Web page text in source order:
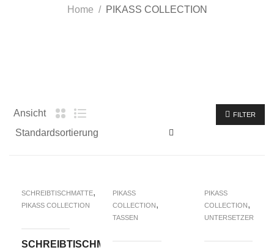
Home PIKASS COLLECTION
Ansicht FILTER
SCHREIBTISCHMATTE,
PIKASS COLLECTION
SCHREIBTISCHMATTE
PIKASS
COLLECTION,
TASSEN
PIKASS
COLLECTION,
UNTERSETZER